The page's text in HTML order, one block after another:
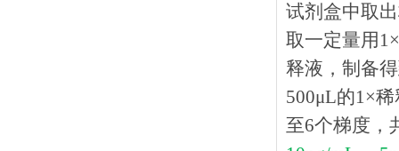
试剂盒中取
取一定量用
释液，制备
500μL的1×
至6个梯度，